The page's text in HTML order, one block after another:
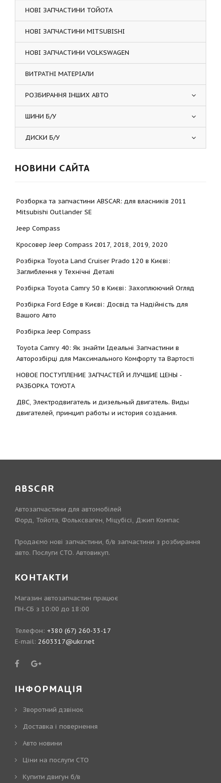
НОВІ ЗАПЧАСТИНИ ТОЙОТА
НОВІ ЗАПЧАСТИНИ MITSUBISHI
НОВІ ЗАПЧАСТИНИ VOLKSWAGEN
ВИТРАТНІ МАТЕРІАЛИ
РОЗБИРАННЯ ІНШИХ АВТО
ШИНИ Б/У
ДИСКИ Б/У
НОВИНИ САЙТА
Розборка та запчастини ABSCAR: для власників 2011
Mitsubishi Outlander SE
Jeep Compass
Кросовер Jeep Compass 2017, 2018, 2019, 2020
Розбірка Toyota Land Cruiser Prado 120 в Києві:
Заглиблення у Технічні Деталі
Розбірка Toyota Camry 50 в Києві: Захоплюючий Огляд
Розбірка Ford Edge в Києві: Досвід та Надійність для
Вашого Авто
Розбірка Jeep Compass
Toyota Camry 40: Як знайти Ідеальні Запчастини в
Авторозбірці для Максимального Комфорту та Вартості
НОВОЕ ПОСТУПЛЕНИЕ ЗАПЧАСТЕЙ И ЛУЧШИЕ ЦЕНЫ -
РАЗБОРКА TOYOTА
ДВС, Электродвигатель и дизельный двигатель. Виды
двигателей, принцип работы и история создания.
ABSCAR
Автозапчастини для автомобілей
Форд, Тойота, Фольксваген, Міцубісі, Джип Компас
Продаємо нові запчастини, б/в запчастини з розбирання
авто. Послуги СТО. Автовикуп.
КОНТАКТИ
Магазин автозапчастин працює
ПН-СБ з 10:00 до 18:00
Телефон: +380 (67) 260-33-17
E-mail: 2603317@ukr.net
ІНФОРМАЦІЯ
Зворотний дзвінок
Доставка і повернення
Авто новини
Ціни на послуги СТО
Купити двигун б/в